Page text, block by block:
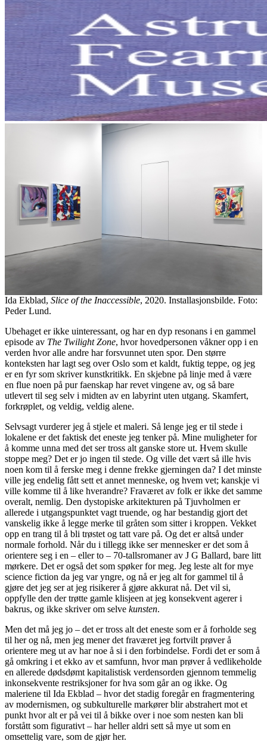
Ida Ekblad, Slice of the Inaccessible, 2020. Installasjonsbilde. Foto:
Peder Lund.
Ubehaget er ikke uinteressant, og har en dyp resonans i en gammel
episode av The Twilight Zone, hvor hovedpersonen våkner opp i en
verden hvor alle andre har forsvunnet uten spor. Den større
konteksten har lagt seg over Oslo som et kaldt, fuktig teppe, og jeg
er en fyr som skriver kunstkritikk. En skjebne på linje med å være
en flue noen på pur faenskap har revet vingene av, og så bare
utlevert til seg selv i midten av en labyrint uten utgang. Skamfert,
forkrøplet, og veldig, veldig alene.
Selvsagt vurderer jeg å stjele et maleri. Så lenge jeg er til stede i
lokalene er det faktisk det eneste jeg tenker på. Mine muligheter for
å komme unna med det ser tross alt ganske store ut. Hvem skulle
stoppe meg? Det er jo ingen til stede. Og ville det vært så ille hvis
noen kom til å ferske meg i denne frekke gjerningen da? I det minste
ville jeg endelig fått sett et annet menneske, og hvem vet; kanskje vi
ville komme til å like hverandre? Fraværet av folk er ikke det samme
overalt, nemlig. Den dystopiske arkitekturen på Tjuvholmen er
allerede i utgangspunktet vagt truende, og har bestandig gjort det
vanskelig ikke å legge merke til gråten som sitter i kroppen. Vekket
opp en trang til å bli trøstet og tatt vare på. Og det er altså under
normale forhold. Når du i tillegg ikke ser mennesker er det som å
orientere seg i en – eller to – 70-tallsromaner av J G Ballard, bare litt
mørkere. Det er også det som spøker for meg. Jeg leste alt for mye
science fiction da jeg var yngre, og nå er jeg alt for gammel til å
gjøre det jeg ser at jeg risikerer å gjøre akkurat nå. Det vil si,
oppfylle den der trøtte gamle klisjeen at jeg konsekvent agerer i
bakrus, og ikke skriver om selve kunsten.
Men det må jeg jo – det er tross alt det eneste som er å forholde seg
til her og nå, men jeg mener det fraværet jeg fortvilt prøver å
orientere meg ut av har noe å si i den forbindelse. Fordi det er som å
gå omkring i et ekko av et samfunn, hvor man prøver å vedlikeholde
en allerede dødsdømt kapitalistisk verdensorden gjennom temmelig
inkonsekvente restriksjoner for hva som går an og ikke. Og
maleriene til Ida Ekblad – hvor det stadig foregår en fragmentering
av modernismen, og subkulturelle markører blir abstrahert mot et
punkt hvor alt er på vei til å bikke over i noe som nesten kan bli
forstått som figurativt – har heller aldri sett så mye ut som en
omsettelig vare, som de gjør her.